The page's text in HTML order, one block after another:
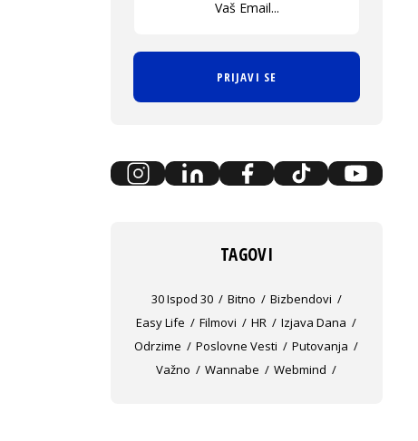
PRIJAVI SE
TAGOVI
30 Ispod 30 Bitno
Bizbendovi
Easy Life
Filmovi HR
Izjava Dana
Odrzime
Poslovne Vesti
Putovanja
Važno
Wannabe Webmind